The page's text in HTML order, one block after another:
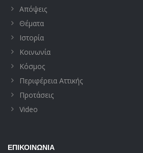
Απόψεις
Θέματα
Ιστορία
Κοινωνία
Κόσμος
Περιφέρεια Αττικής
Προτάσεις
Video
ΕΠΙΚΟΙΝΩΝΊΑ